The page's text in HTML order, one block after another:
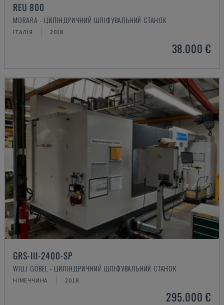
REU 800
MORARA - ЦИЛІНДРИЧНИЙ ШЛІФУВАЛЬНИЙ СТАНОК
ІТАЛІЯ 2018
38.000 €
GRS-III-2400-SP
WILLI GÖBEL - ЦИЛІНДРИЧНИЙ ШЛІФУВАЛЬНИЙ СТАНОК
НІМЕЧЧИНА 2018
295.000 €